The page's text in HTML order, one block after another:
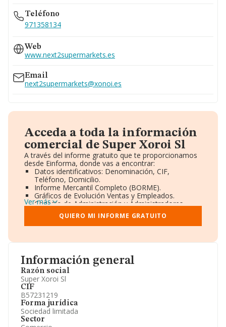
Información general
Razón social
Super Xoroi Sl
CIF
B57231219
Forma jurídica
Sociedad limitada
Sector
Teléfono
971358134
Web
www.next2supermarkets.es
Email
next2supermarkets@xonoi.es
Acceda a toda la información
comercial de Super Xoroi Sl
A través del informe gratuito que te proporcionamos
desde Einforma, donde vas a encontrar:
Datos identificativos: Denominación, CIF,
Teléfono, Domicilio.
Informe Mercantil Completo (BORME).
Gráficos de Evolución Ventas y Empleados.
Consejo de Administración y Administradores.
Directivos y Ejecutivos.
Accionistas.
Participaciones y Vinculaciones en otras empresas.
Información oficial y registral complementaria.
Ver más
QUIERO MI INFORME GRATUITO